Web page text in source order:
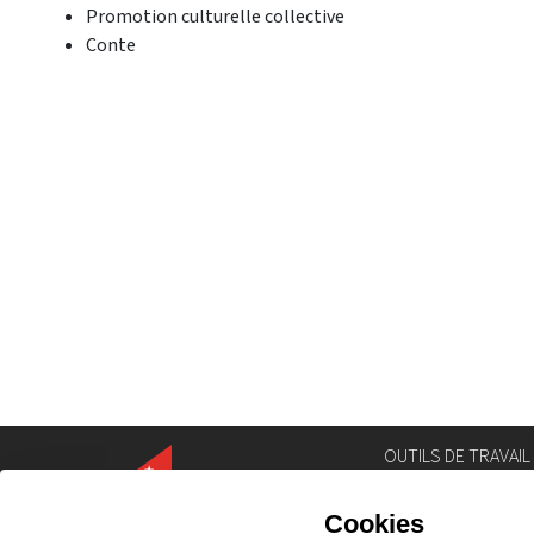
Promotion culturelle collective
Conte
OUTILS DE TRAVAIL
Géoportail